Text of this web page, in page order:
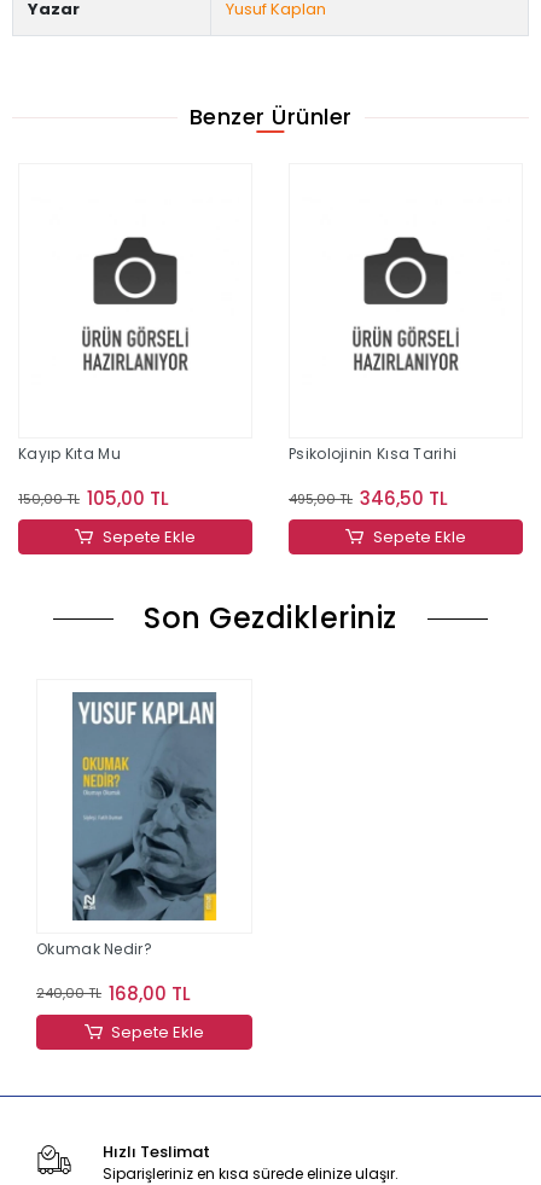
Yazar Yusuf Kaplan
Benzer Ürünler
Kayıp Kıta Mu
150,00 TL 105,00 TL
Sepete Ekle
Psikolojinin Kısa Tarihi
495,00 TL 346,50 TL
Sepete Ekle
Son Gezdikleriniz
Okumak Nedir?
240,00 TL 168,00 TL
Sepete Ekle
Hızlı Teslimat
Siparişleriniz en kısa sürede elinize ulaşır.